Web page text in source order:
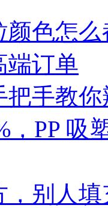
颜色怎
端订单
手教你
，PP 吸
，别人